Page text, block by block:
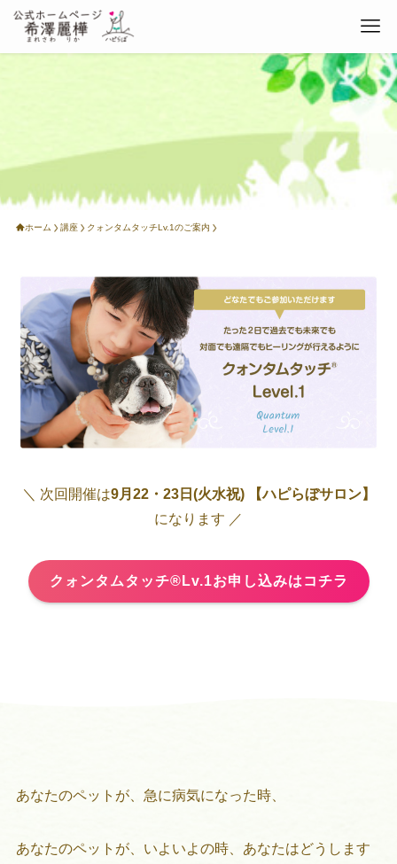
ホーム 講座 クォンタムタッチLv.1のご案内
＼ 次回開催は9月22・23日(火水祝) 【ハピらぼサロン】
になります ／
クォンタムタッチ®Lv.1お申し込みはコチラ
あなたのペットが、急に病気になった時、
あなたのペットが、いよいよの時、あなたはどうします